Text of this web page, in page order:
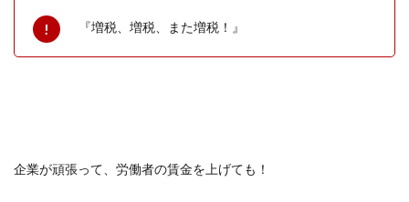
『増税、増税、また増税！』
企業が頑張って、労働者の賃金を上げても！